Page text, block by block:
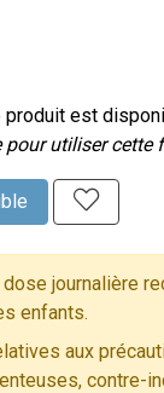
produit est
pour utiliser cette
journalière
enfants.
aux
contre-